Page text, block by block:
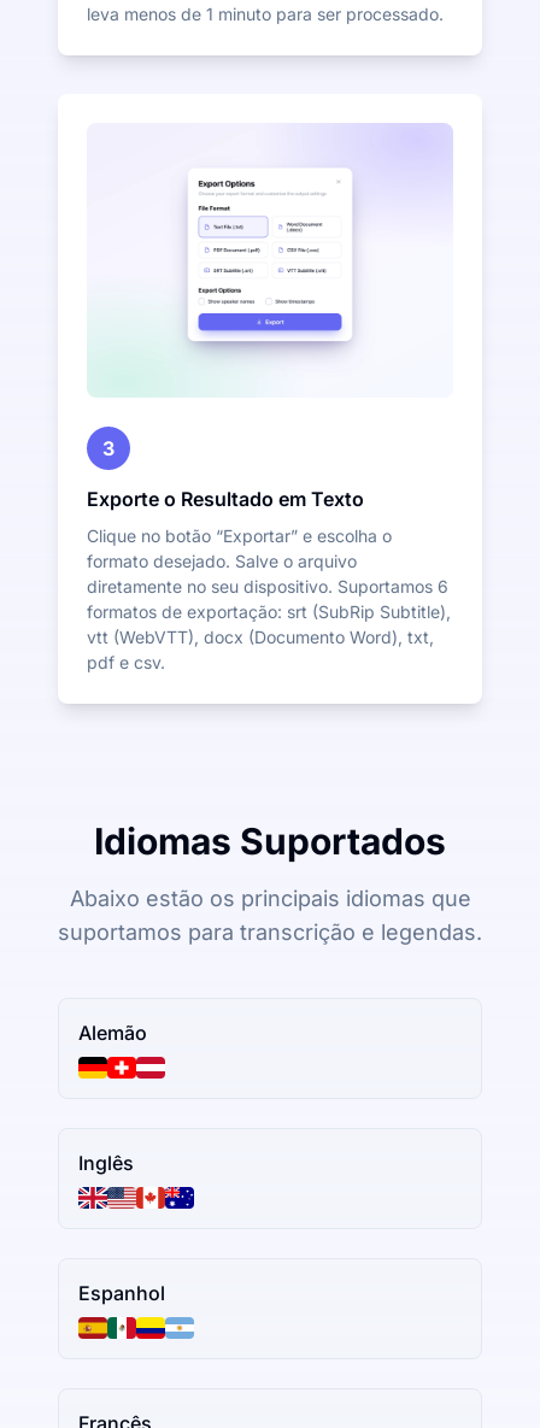
leva menos de 1 minuto para ser processado.
3
Exporte o Resultado em Texto
Clique no botão “Exportar” e escolha o
formato desejado. Salve o arquivo
diretamente no seu dispositivo. Suportamos 6
formatos de exportação: srt (SubRip Subtitle),
vtt (WebVTT), docx (Documento Word), txt,
pdf e csv.
Idiomas Suportados
Abaixo estão os principais idiomas que
suportamos para transcrição e legendas.
Alemão
Inglês
Espanhol
Francês